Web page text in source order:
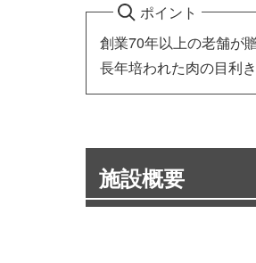
ポイント
創業70年以上の老舗が
長年培われた肉の目利
施設概要